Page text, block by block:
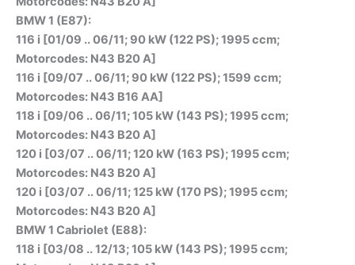
BMW 1 (E87):
116 i [01/09 .. 06/11; 90 kW (122 PS); 1995 ccm;
Motorcodes: N43 B20 A]
116 i [09/07 .. 06/11; 90 kW (122 PS); 1599 ccm;
Motorcodes: N43 B16 AA]
118 i [09/06 .. 06/11; 105 kW (143 PS); 1995 ccm;
Motorcodes: N43 B20 A]
120 i [03/07 .. 06/11; 120 kW (163 PS); 1995 ccm;
Motorcodes: N43 B20 A]
120 i [03/07 .. 06/11; 125 kW (170 PS); 1995 ccm;
Motorcodes: N43 B20 A]
BMW 1 Cabriolet (E88):
118 i [03/08 .. 12/13; 105 kW (143 PS); 1995 ccm;